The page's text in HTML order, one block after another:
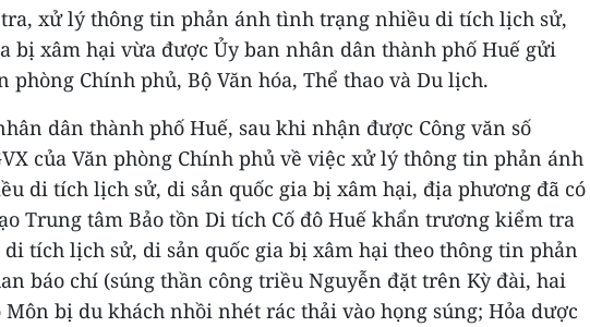
xử lý thông tin phản ánh tình trạng nhiều di tích lịch sử,
bị xâm hại vừa được Ủy ban nhân dân thành phố Huế gửi
phòng Chính phủ, Bộ Văn hóa, Thể thao và Du lịch.
dân thành phố Huế, sau khi nhận được Công văn số
của Văn phòng Chính phủ về việc xử lý thông tin phản ánh
di tích lịch sử, di sản quốc gia bị xâm hại, địa phương đã có
Trung tâm Bảo tồn Di tích Cố đô Huế khẩn trương kiểm tra
tích lịch sử, di sản quốc gia bị xâm hại theo thông tin phản
báo chí (súng thần công triều Nguyễn đặt trên Kỳ đài, hai
Môn bị du khách nhồi nhét rác thải vào họng súng; Hỏa dược